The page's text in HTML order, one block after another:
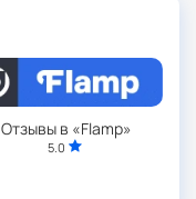
Отзывы в «Flamp»
5.0